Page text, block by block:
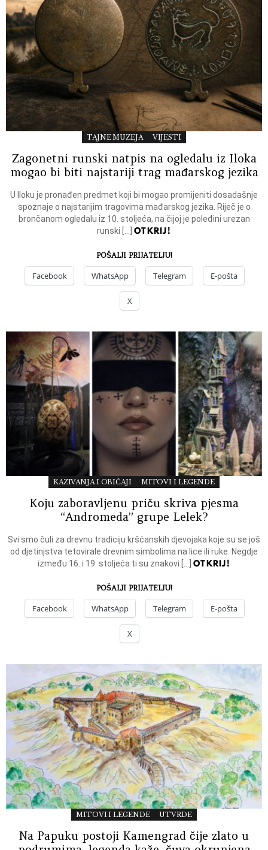
TAJNE MUZEJA VIJESTI
Zagonetni runski natpis na ogledalu iz Iloka
mogao bi biti najstariji trag mađarskog jezika
U Iloku je pronađen predmet koji bi mogao promijeniti dosadašnje
spoznaje o najstarijim tragovima mađarskog jezika. Riječ je o
brončanom ogledalu iz 10. stoljeća, na čijoj je poleđini urezan
runski […] OTKRIJ!
POŠALJI PRIJATELJU!
Facebook WhatsApp Telegram E-pošta
X
KAZIVANJA I OBIČAJI MITOVI I LEGENDE
Koju zaboravljenu priču skriva pjesma
“Andromeda” grupe Lelek?
Svi smo čuli za drevnu tradiciju kršćanskih djevojaka koje su se još
od djetinjstva tetovirale drevnim simbolima na lice ili ruke. Negdje
između 16. i 19. stoljeća ti su znakovi […] OTKRIJ!
POŠALJI PRIJATELJU!
Facebook WhatsApp Telegram E-pošta
X
MITOVI I LEGENDE UTVRDE
Na Papuku postoji Kamengrad čije zlato u